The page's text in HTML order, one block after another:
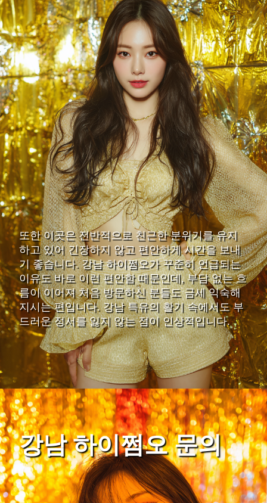
또한 이곳은 전반적으로 친근한 분위기를 유지
하고 있어 긴장하지 않고 편안하게 시간을 보내
기 좋습니다. 강남 하이쩜오가 꾸준히 언급되는
이유도 바로 이런 편안함 때문인데, 부담 없는 흐
름이 이어져 처음 방문하신 분들도 금세 익숙해
지시는 편입니다. 강남 특유의 활기 속에서도 부
드러운 정서를 잃지 않는 점이 인상적입니다.
강남 하이쩜오 문의